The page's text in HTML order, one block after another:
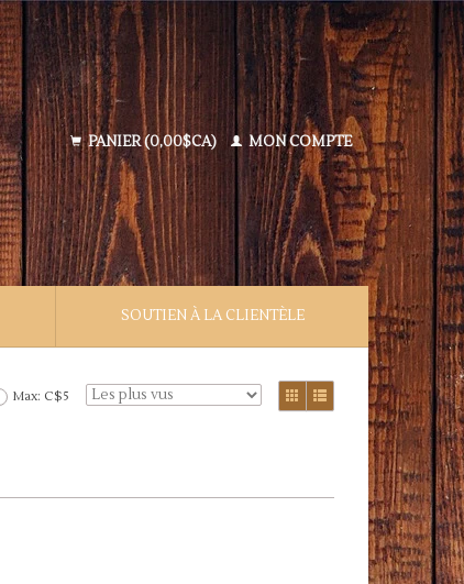
PANIER (0,00$CA) MON COMPTE
SOUTIEN À LA CLIENTÈLE
Max: C$5